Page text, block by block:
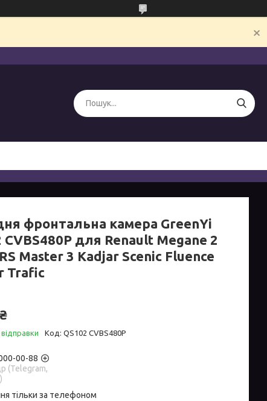
фронтальна камера GreenYi
CVBS480P для Renault Megane 2
Master 3 Kadjar Scenic Fluence
Trafic
Код: QS102 CVBS480P
00-88
(Telegram,
тільки за телефоном